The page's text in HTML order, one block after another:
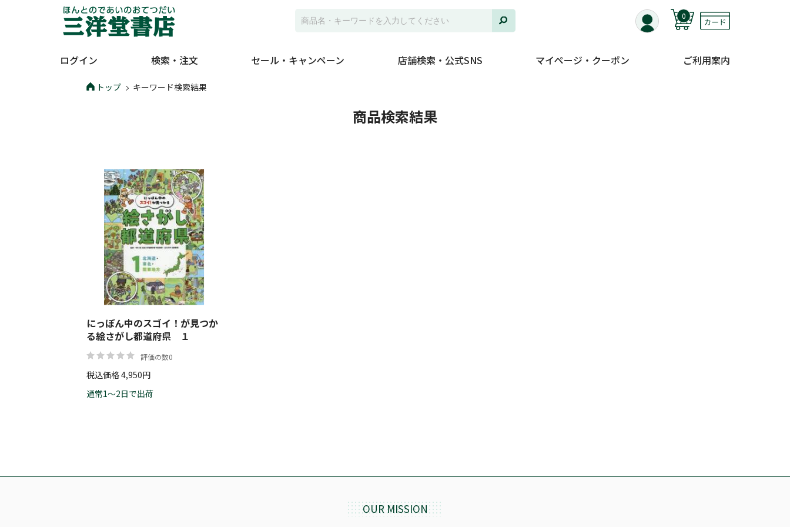
0
ログイン 検索・注文 セール・キャンペーン 店舗検索・公式SNS マイページ・クーポン ご利用案内
トップ キーワード検索結果
商品検索結果
にっぽん中のスゴイ！が見つか
る絵さがし都道府県 １
評価の数0
税込価格 4,950円
通常1～2日で出荷
OUR MISSION